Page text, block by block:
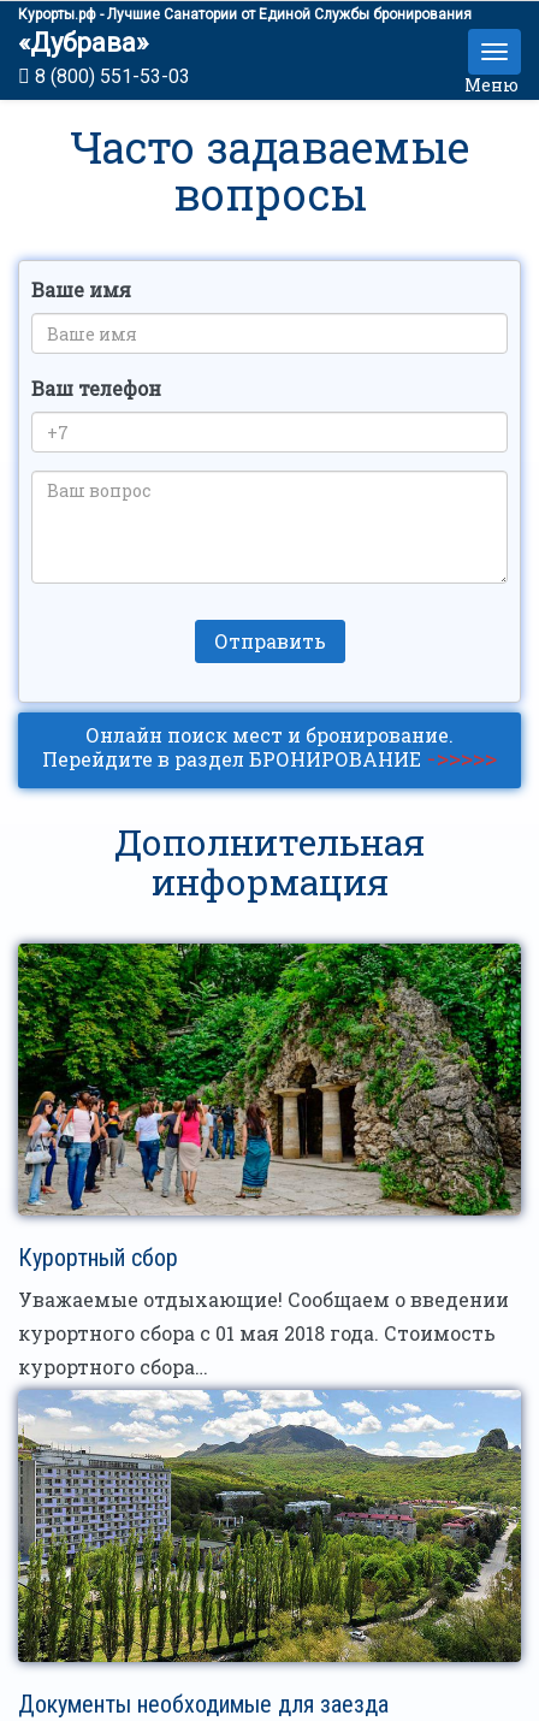
Курорты.рф - Лучшие Санатории от Единой Службы бронирования
«Дубрава»
8 (800) 551-53-03 Меню
Часто задаваемые
вопросы
Ваше имя
Ваш телефон
Онлайн поиск мест и бронирование.
Перейдите в раздел БРОНИРОВАНИЕ ->>>>>
Дополнительная
информация
Курортный сбор
Уважаемые отдыхающие! Сообщаем о введении
курортного сбора с 01 мая 2018 года. Стоимость
курортного сбора…
Документы необходимые для заезда